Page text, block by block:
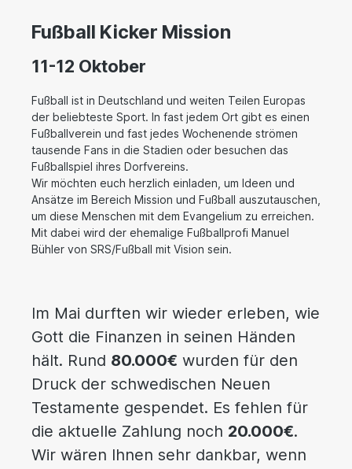
Fußball Kicker Mission
11-12 Oktober
Fußball ist in Deutschland und weiten Teilen Europas
der beliebteste Sport. In fast jedem Ort gibt es einen
Fußballverein und fast jedes Wochenende strömen
tausende Fans in die Stadien oder besuchen das
Fußballspiel ihres Dorfvereins.
Wir möchten euch herzlich einladen, um Ideen und
Ansätze im Bereich Mission und Fußball auszutauschen,
um diese Menschen mit dem Evangelium zu erreichen.
Mit dabei wird der ehemalige Fußballprofi Manuel
Bühler von SRS/Fußball mit Vision sein.
Im Mai durften wir wieder erleben, wie
Gott die Finanzen in seinen Händen
hält. Rund 80.000€ wurden für den
Druck der schwedischen Neuen
Testamente gespendet. Es fehlen für
die aktuelle Zahlung noch 20.000€.
Wir wären Ihnen sehr dankbar, wenn